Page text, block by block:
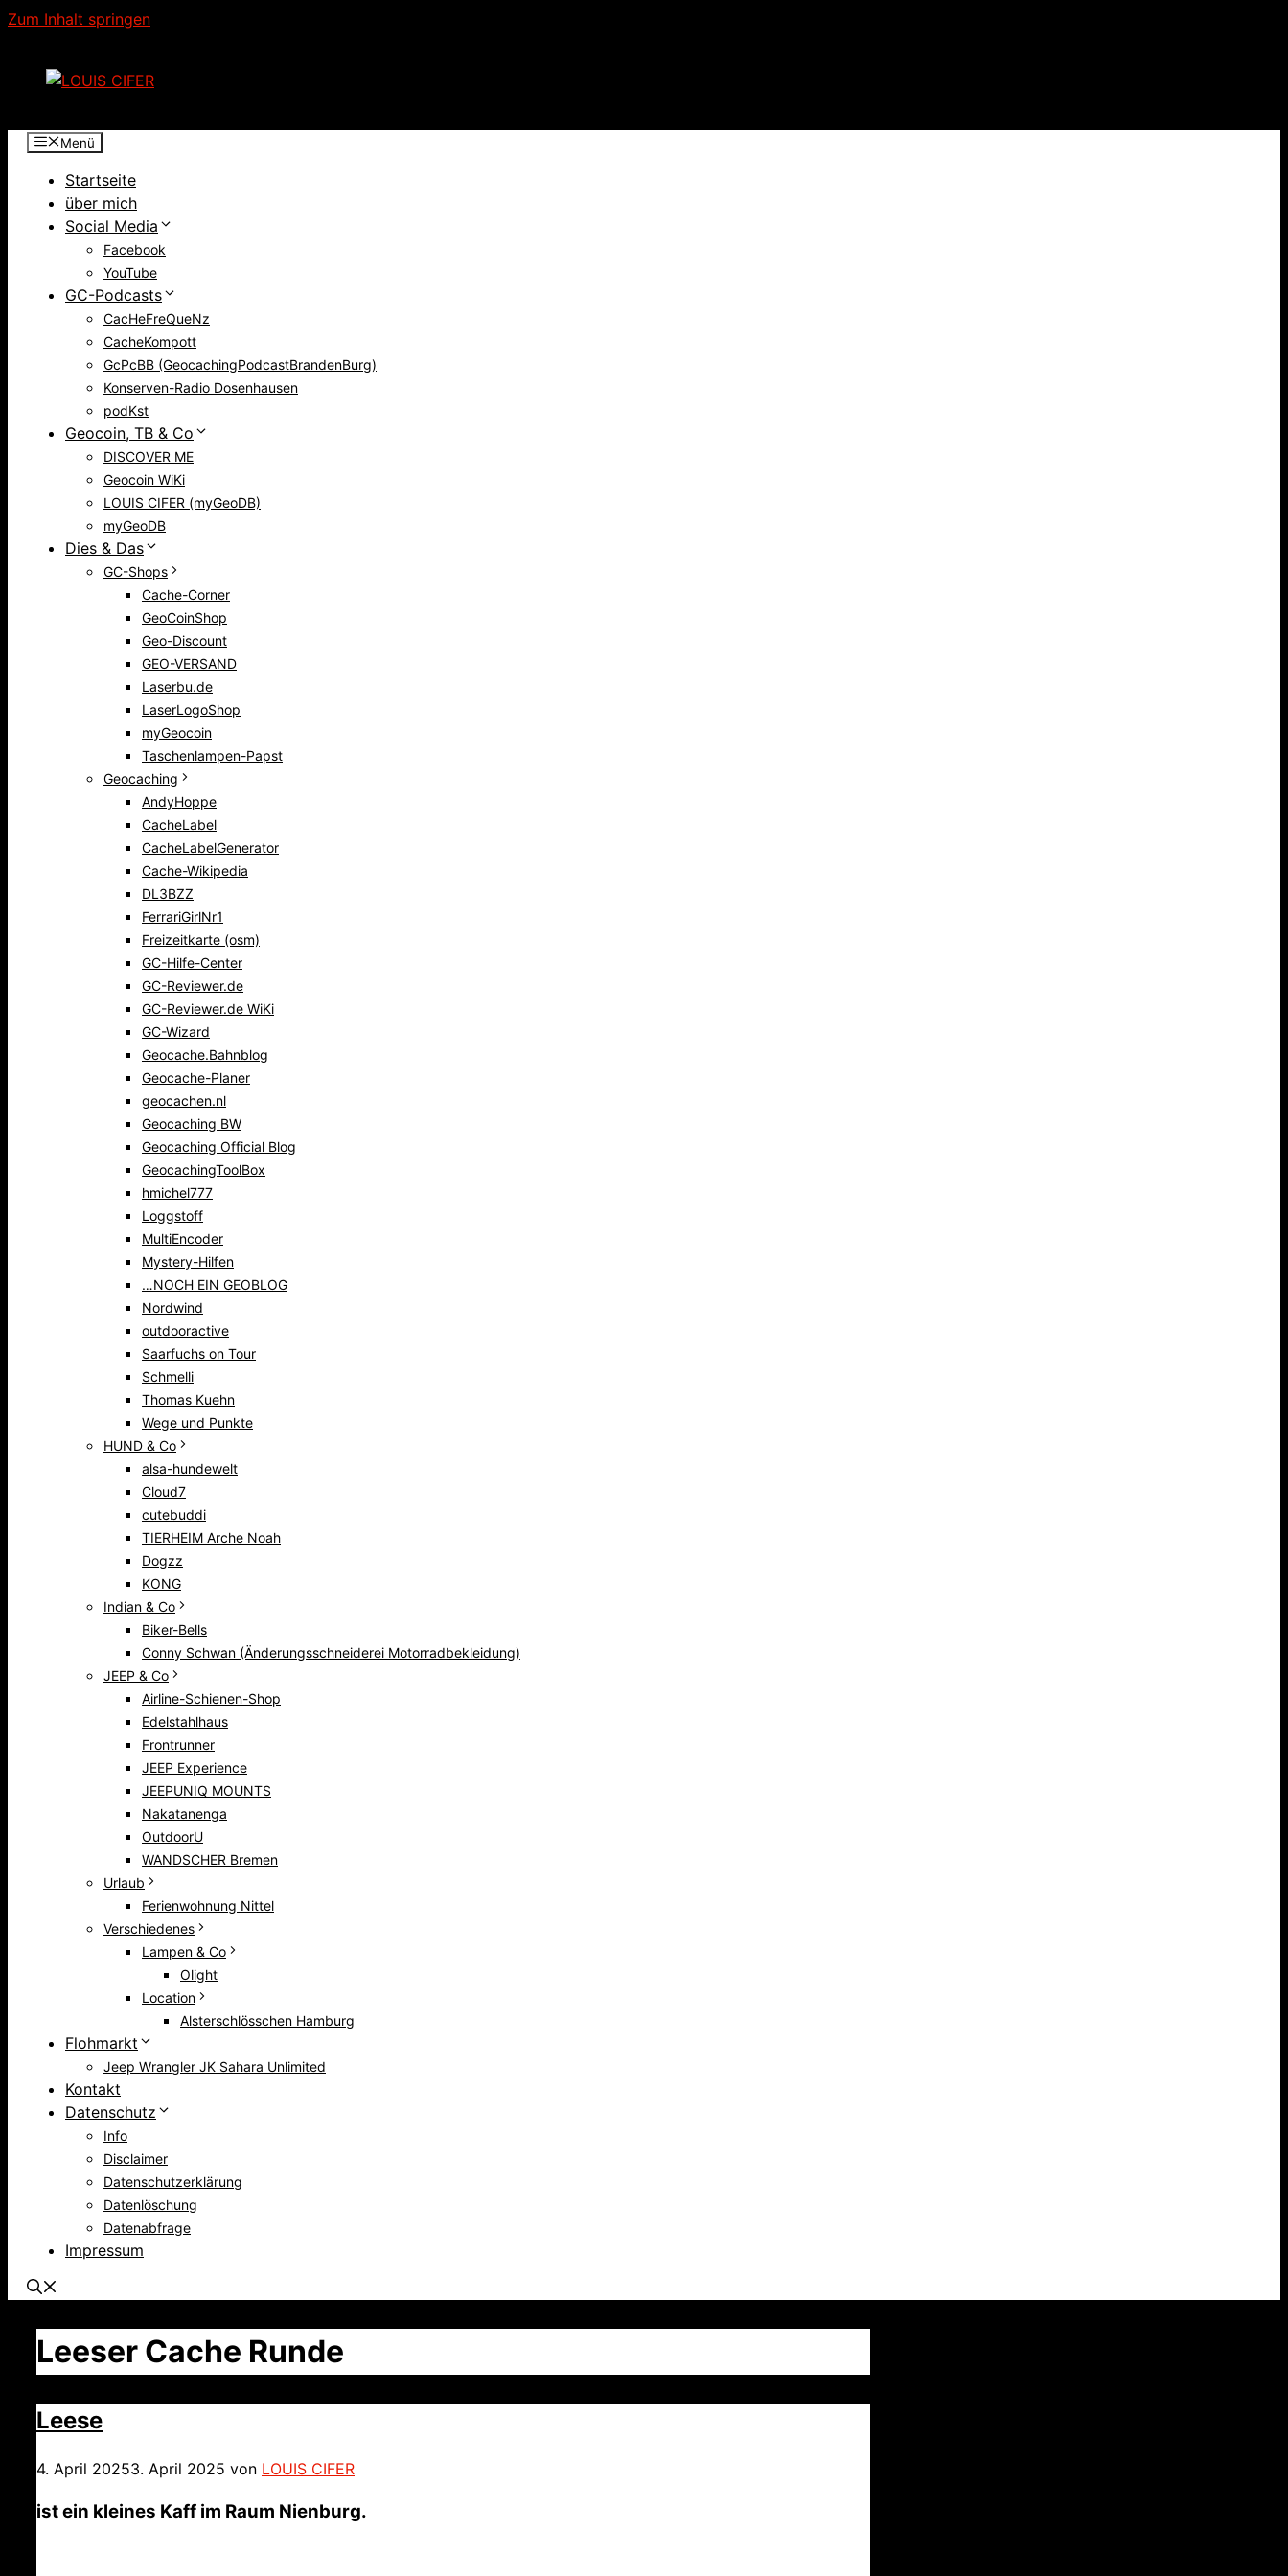
Zum Inhalt springen
Menü
Startseite
über mich
Social Media
Facebook
YouTube
GC-Podcasts
CacHeFreQueNz
CacheKompott
GcPcBB (GeocachingPodcastBrandenBurg)
Konserven-Radio Dosenhausen
podKst
Geocoin, TB & Co
DISCOVER ME
Geocoin WiKi
LOUIS CIFER (myGeoDB)
myGeoDB
Dies & Das
GC-Shops
Cache-Corner
GeoCoinShop
Geo-Discount
GEO-VERSAND
Laserbu.de
LaserLogoShop
myGeocoin
Taschenlampen-Papst
Geocaching
AndyHoppe
CacheLabel
CacheLabelGenerator
Cache-Wikipedia
DL3BZZ
FerrariGirlNr1
Freizeitkarte (osm)
GC-Hilfe-Center
GC-Reviewer.de
GC-Reviewer.de WiKi
GC-Wizard
Geocache.Bahnblog
Geocache-Planer
geocachen.nl
Geocaching BW
Geocaching Official Blog
GeocachingToolBox
hmichel777
Loggstoff
MultiEncoder
Mystery-Hilfen
…NOCH EIN GEOBLOG
Nordwind
outdooractive
Saarfuchs on Tour
Schmelli
Thomas Kuehn
Wege und Punkte
HUND & Co
alsa-hundewelt
Cloud7
cutebuddi
TIERHEIM Arche Noah
Dogzz
KONG
Indian & Co
Biker-Bells
Conny Schwan (Änderungsschneiderei Motorradbekleidung)
JEEP & Co
Airline-Schienen-Shop
Edelstahlhaus
Frontrunner
JEEP Experience
JEEPUNIQ MOUNTS
Nakatanenga
OutdoorU
WANDSCHER Bremen
Urlaub
Ferienwohnung Nittel
Verschiedenes
Lampen & Co
Olight
Location
Alsterschlösschen Hamburg
Flohmarkt
Jeep Wrangler JK Sahara Unlimited
Kontakt
Datenschutz
Info
Disclaimer
Datenschutzerklärung
Datenlöschung
Datenabfrage
Impressum
Leeser Cache Runde
Leese
4. April 20253. April 2025 von LOUIS CIFER
ist ein kleines Kaff im Raum Nienburg.